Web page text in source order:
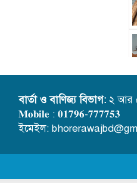
বার্তা ও বাণিজ্য বিভাগ: ২ আর
𝐌𝐨𝐛𝐢𝐥𝐞 : 𝟎𝟏𝟕𝟗𝟔-𝟕𝟕𝟕𝟕𝟓𝟑
ইমেইল: